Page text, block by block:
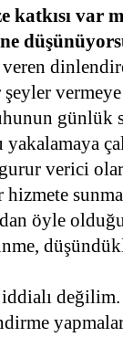
var
veren
günlük
verici
öyle
değilim.